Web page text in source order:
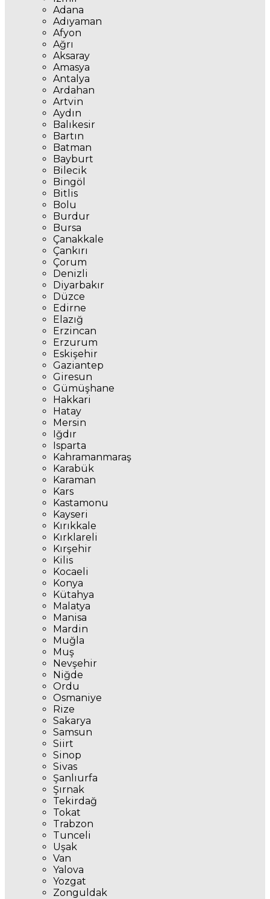
Adana
Adıyaman
Afyon
Ağrı
Aksaray
Amasya
Antalya
Ardahan
Artvin
Aydın
Balıkesir
Bartın
Batman
Bayburt
Bilecik
Bingöl
Bitlis
Bolu
Burdur
Bursa
Çanakkale
Çankırı
Çorum
Denizli
Diyarbakır
Düzce
Edirne
Elazığ
Erzincan
Erzurum
Eskişehir
Gaziantep
Giresun
Gümüşhane
Hakkari
Hatay
Mersin
Iğdır
Isparta
Kahramanmaraş
Karabük
Karaman
Kars
Kastamonu
Kayseri
Kırıkkale
Kırklareli
Kırşehir
Kilis
Kocaeli
Konya
Kütahya
Malatya
Manisa
Mardin
Muğla
Muş
Nevşehir
Niğde
Ordu
Osmaniye
Rize
Sakarya
Samsun
Siirt
Sinop
Sivas
Şanlıurfa
Şırnak
Tekirdağ
Tokat
Trabzon
Tunceli
Uşak
Van
Yalova
Yozgat
Zonguldak